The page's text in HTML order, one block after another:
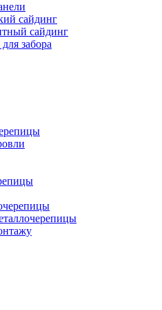
сайдинг
сайдинг
забора